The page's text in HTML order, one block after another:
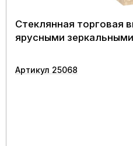
Стеклянная торговая
ярусными
Артикул 25068